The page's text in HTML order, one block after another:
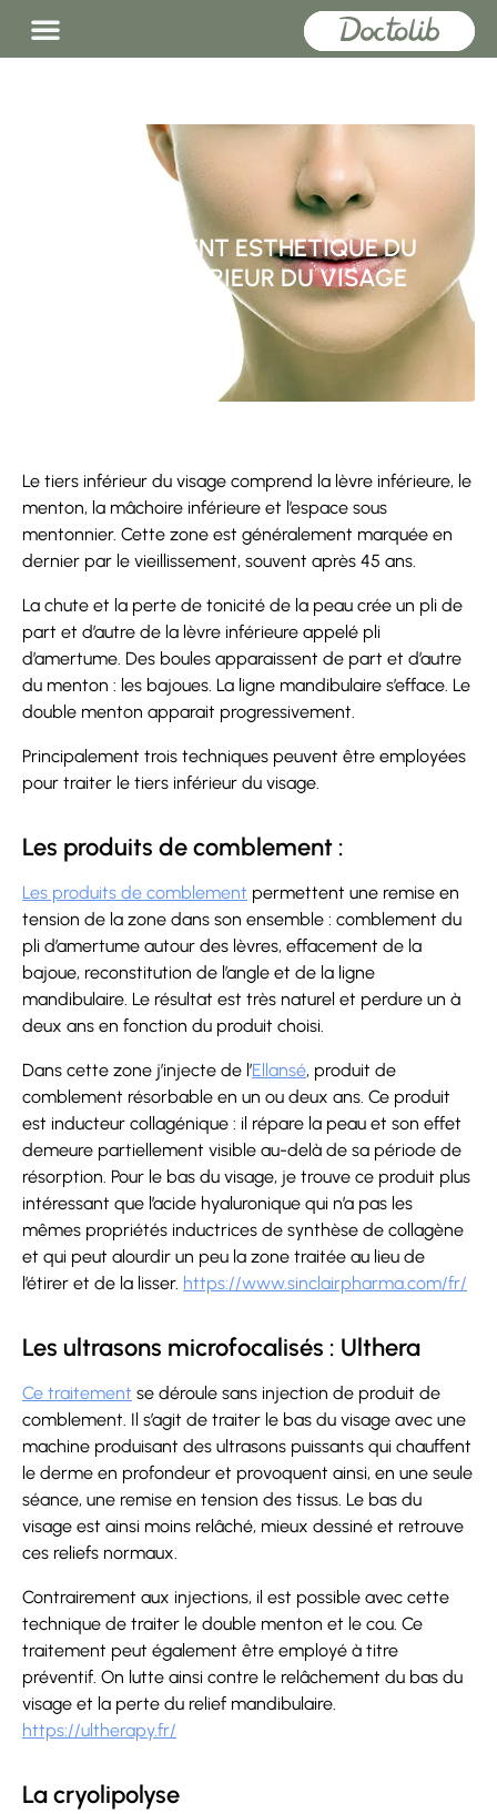
TRAITEMENT ESTHETIQUE DU
TIERS INFERIEUR DU VISAGE
Le tiers inférieur du visage comprend la lèvre inférieure, le
menton, la mâchoire inférieure et l’espace sous
mentonnier. Cette zone est généralement marquée en
dernier par le vieillissement, souvent après 45 ans.
La chute et la perte de tonicité de la peau crée un pli de
part et d’autre de la lèvre inférieure appelé pli
d’amertume. Des boules apparaissent de part et d’autre
du menton : les bajoues. La ligne mandibulaire s’efface. Le
double menton apparait progressivement.
Principalement trois techniques peuvent être employées
pour traiter le tiers inférieur du visage.
Les produits de comblement :
Les produits de comblement permettent une remise en
tension de la zone dans son ensemble : comblement du
pli d’amertume autour des lèvres, effacement de la
bajoue, reconstitution de l’angle et de la ligne
mandibulaire. Le résultat est très naturel et perdure un à
deux ans en fonction du produit choisi.
Dans cette zone j’injecte de l’Ellansé, produit de
comblement résorbable en un ou deux ans. Ce produit
est inducteur collagénique : il répare la peau et son effet
demeure partiellement visible au-delà de sa période de
résorption. Pour le bas du visage, je trouve ce produit plus
intéressant que l’acide hyaluronique qui n’a pas les
mêmes propriétés inductrices de synthèse de collagène
et qui peut alourdir un peu la zone traitée au lieu de
l’étirer et de la lisser. https://www.sinclairpharma.com/fr/
Les ultrasons microfocalisés : Ulthera
Ce traitement se déroule sans injection de produit de
comblement. Il s’agit de traiter le bas du visage avec une
machine produisant des ultrasons puissants qui chauffent
le derme en profondeur et provoquent ainsi, en une seule
séance, une remise en tension des tissus. Le bas du
visage est ainsi moins relâché, mieux dessiné et retrouve
ces reliefs normaux.
Contrairement aux injections, il est possible avec cette
technique de traiter le double menton et le cou. Ce
traitement peut également être employé à titre
préventif. On lutte ainsi contre le relâchement du bas du
visage et la perte du relief mandibulaire.
https://ultherapy.fr/
La cryolipolyse